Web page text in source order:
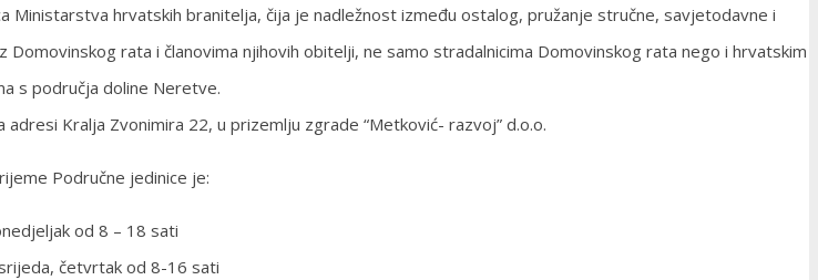
Ministarstva hrvatskih branitelja, čija je nadležnost između ostalog, pružanje stručne, savjetodavne i
rata i članovima njihovih obitelji, ne samo stradalnicima Domovinskog rata nego i hrvatskim
s područja doline Neretve.
Kralja Zvonimira 22, u prizemlju zgrade “Metković- razvoj” d.o.o.
Područne jedinice je:
od 8 – 18 sati
četvrtak od 8-16 sati